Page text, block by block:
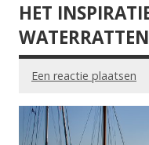
HET
Een reactie plaatsen